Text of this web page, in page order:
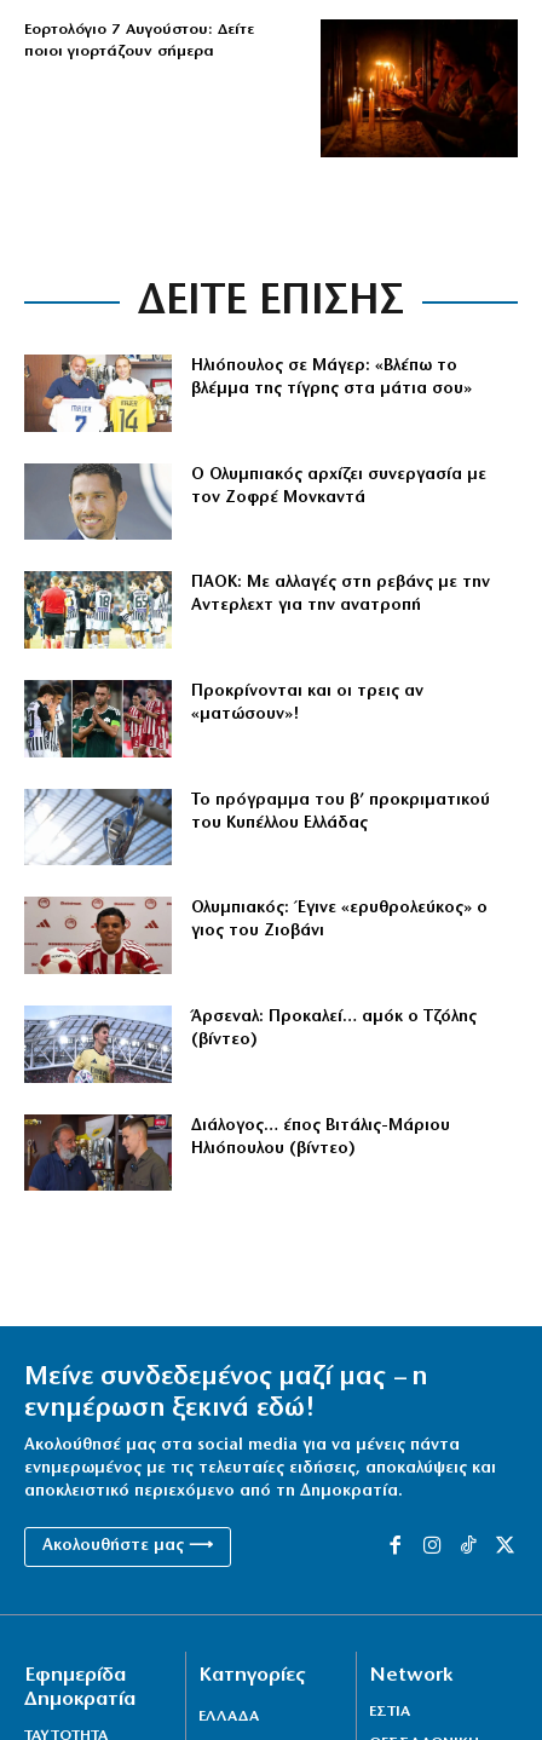
Εορτολόγιο 7 Αυγούστου: Δείτε
ποιοι γιορτάζουν σήμερα
ΔΕΙΤΕ ΕΠΙΣΗΣ
Ηλιόπουλος σε Μάγερ: «Βλέπω το
βλέμμα της τίγρης στα μάτια σου»
Ο Ολυμπιακός αρχίζει συνεργασία με
τον Ζοφρέ Μονκαντά
ΠΑΟΚ: Με αλλαγές στη ρεβάνς με την
Αντερλεχτ για την ανατροπή
Προκρίνονται και οι τρεις αν
«ματώσουν»!
Το πρόγραμμα του β’ προκριματικού
του Κυπέλλου Ελλάδας
Ολυμπιακός: Έγινε «ερυθρολεύκος» ο
γιος του Ζιοβάνι
Άρσεναλ: Προκαλεί… αμόκ ο Τζόλης
(βίντεο)
Διάλογος… έπος Βιτάλις-Μάριου
Ηλιόπουλου (βίντεο)
Μείνε συνδεδεμένος μαζί μας – η
ενημέρωση ξεκινά εδώ!
Ακολούθησέ μας στα social media για να μένεις πάντα
ενημερωμένος με τις τελευταίες ειδήσεις, αποκαλύψεις και
αποκλειστικό περιεχόμενο από τη Δημοκρατία.
Ακολουθήστε μας ⟶
Εφημερίδα
Δημοκρατία
ΤΑΥΤΟΤΗΤΑ
Κατηγορίες
ΕΛΛΑΔΑ
Network
ΕΣΤΙΑ